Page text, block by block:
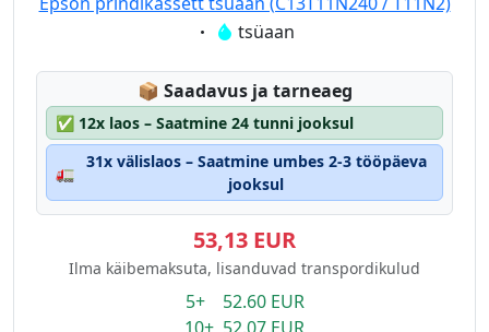
Eigenschaft:
tsüaan
📦 Lagerstatus:
Saadavus ja tarneaeg
✅ 12x laos – Saatmine 24 tunni jooksul
🚛
31x välislaos – Saatmine umbes 2-3 tööpäeva
jooksul
53,13 EUR
Ilma käibemaksuta, lisanduvad transpordikulud
5+ 52.60 EUR